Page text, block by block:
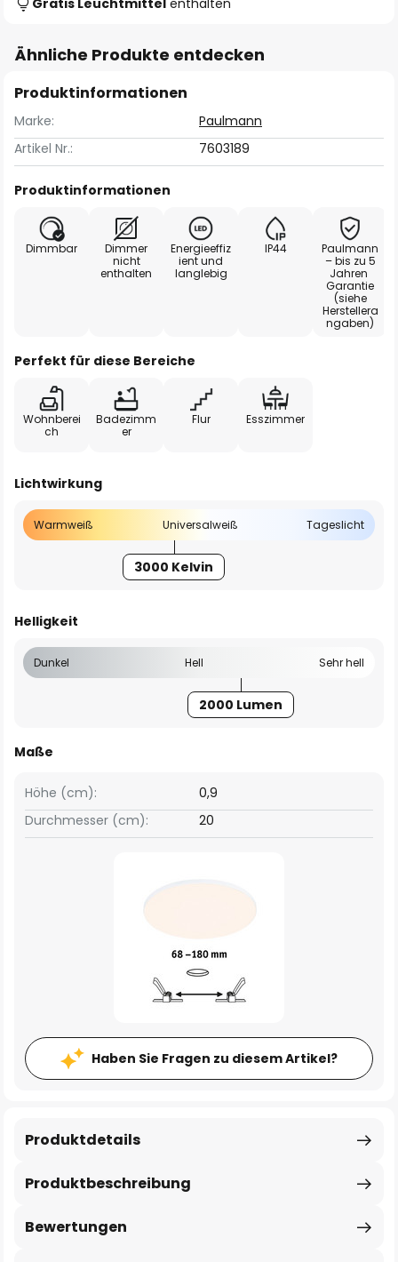
Gratis Leuchtmittel enthalten
Ähnliche Produkte entdecken
Produktinformationen
Marke:
Paulmann
Artikel Nr.:
7603189
Produktinformationen
Dimmbar
Dimmer
nicht
enthalten
Energieeffiz
ient und
langlebig
IP44
Paulmann
– bis zu 5
Jahren
Garantie
(siehe
Herstellera
ngaben)
Perfekt für diese Bereiche
Wohnberei
ch
Badezimm
er
Flur Esszimmer
Lichtwirkung
Warmweiß Universalweiß Tageslicht
3000 Kelvin
Helligkeit
Dunkel Hell Sehr hell
2000 Lumen
Maße
Höhe (cm):
0,9
Durchmesser (cm):
20
Haben Sie Fragen zu diesem Artikel?
Produktbeschreibung
Produktdetails
Bewertungen